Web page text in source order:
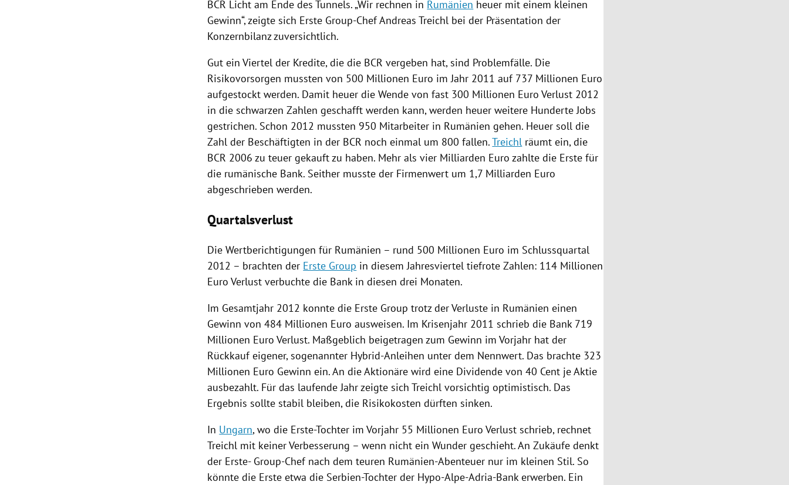
BCR Licht am Ende des Tunnels. „Wir rechnen in Rumänien heuer mit einem kleinen
Gewinn“, zeigte sich Erste Group-ChefAndreas Treichl bei der Präsentation der
Konzernbilanz zuversichtlich.
Gut ein Viertel der Kredite, die die BCR vergeben hat, sind Problemfälle. Die
Risikovorsorgen mussten von 500 Millionen Euro im Jahr 2011 auf 737 Millionen Euro
aufgestockt werden. Damit heuer die Wende von fast 300 Millionen Euro Verlust 2012
in die schwarzen Zahlen geschafft werden kann, werden heuer weitere Hunderte Jobs
gestrichen. Schon 2012 mussten 950 Mitarbeiter in Rumänien gehen. Heuer soll die
Zahl der Beschäftigten in der BCR noch einmal um 800 fallen.Treichl räumt ein, die
BCR 2006 zu teuer gekauft zu haben. Mehr als vier Milliarden Euro zahlte die Erste für
die rumänische Bank. Seither musste der Firmenwert um 1,7 Milliarden Euro
abgeschrieben werden.
Quartalsverlust
Die Wertberichtigungen für Rumänien – rund 500 Millionen Euro im Schlussquartal
2012 – brachten der Erste Group in diesem Jahresviertel tiefrote Zahlen: 114 Millionen
Euro Verlust verbuchte die Bank in diesen drei Monaten.
Im Gesamtjahr 2012 konnte die Erste Group trotz der Verluste in Rumänien einen
Gewinn von 484 Millionen Euro ausweisen. Im Krisenjahr 2011 schrieb die Bank 719
Millionen Euro Verlust. Maßgeblich beigetragen zum Gewinn im Vorjahr hat der
Rückkauf eigener, sogenannter Hybrid-Anleihen unter dem Nennwert. Das brachte 323
Millionen Euro Gewinn ein. An die Aktionäre wird eine Dividende von 40 Cent je Aktie
ausbezahlt. Für das laufende Jahr zeigte sichTreichl vorsichtig optimistisch. Das
Ergebnis sollte stabil bleiben, die Risikokosten dürften sinken.
In Ungarn, wo die Erste-Tochter im Vorjahr 55 Millionen Euro Verlust schrieb, rechnet
Treichl mit keiner Verbesserung – wenn nicht ein Wunder geschieht. An Zukäufe denkt
der Erste- Group-Chef nach dem teuren Rumänien-Abenteuer nur im kleinen Stil. So
könnte die Erste etwa die Serbien-Tochter der Hypo-Alpe-Adria-Bank erwerben. Ein